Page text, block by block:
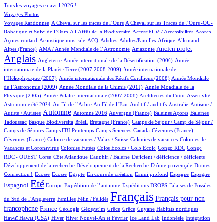
Tous les voyages en avril 2026 !
109/645
Voyages Photos
87/645
Voyages Randonnée
5/645 A Cheval sur les traces de l’Ours
4/645
A Cheval sur les Traces de l’Ours -OU-
Robotique et Suivi de l’Ours
2/645 A l’Affût de la Biodiversité
1/645 Accessibilité / Accessibilités
2/645 Acores
1/645
Açores routard
2/645 Acoustique musicale
53/645 ACQ
23/645 Adultes
19/645 Adultes/Familles
4/645 Afrique
30/645 Allemand
21/645
Alpes (France)
13/645 AMA / Année Mondiale de l’Astronomie
2/645 Amazonie
205/645 Ancien projet
507/645
Anglais
74/645 Angleterre
6/645 Année internationale de la Désertification (2006)
13/645
Année
internationale de la Planète Terre (2007-2008-2009)
4/645
Année internationale de
l’Héliophysique (2007)
1/645 Année internationale des Récifs Coralliens (2008)
13/645
Année Mondiale
de l’Astronomie (2009)
2/645 Année Mondiale de la Chimie (2011)
14/645
Année Mondiale de la
Physique (2005)
5/645 Année Polaire Internationale (2007-2008)
2/645 Architectes du Futur
1/645 Assertivité
20/645
Astronomie été 2024
15/645 Au Fil de l’Arbre
7/645 Au Fil de l’Eau
1/645 Auditif / auditifs
1/645 Australie
1/645
Autisme /
Autiste / Autistes
295/645 Automne
4/645 Automne 2016
4/645 Auvergne (France)
1/645 Baleines Açores
2/645
Baleines
Tadoussac
1/645 Basque
60/645 Biodiversita
1/645 Brésil
11/645 Bretagne (France)
54/645
Camps de Séjour / Camp de Séjour /
Camps de Séjours
2/645 Camps FBI Printemps
4/645 Camps Sciences
5/645 Canada
2/645 Cévennes (France)
1/645
Cévennes (France)
1/645 Colonie de vacances / Valais / Suisse
3/645 Colonies de vacances
4/645
Colonies de
Vacances et Coronavirus
1/645 Colonies Futées
1/645 Colos Ecolos / Colo Ecolo
1/645 Congo RDC
4/645
Congo
RDC - OUEST
1/645 Corse
11/645 Côte Atlantique
1/645 Dauphin / Baleine
1/645 Déficient / déficience / déficients
1/645
Développement de la recherche
1/645 Développement de la Recherche
1/645 Drôme provençale
12/645
Drones
Connection !
1/645 Ecosse
1/645 Ecosse
2/645 Egypte
10/645 En cours de création
1/645 Ennui profond
29/645 Espagne
17/645 Espagne
180/645
Espagnol
471/645 Eté
10/645 Europe
76/645 Expédition de l’automne
122/645 Expéditions DROPS
4/645 Falaises de Fossiles
du Sud de l’Angleterre Familles Félin / Félidés Français Français pour non
francophone
193/645 France
22/645 Géologie
1/645 Géosyst’m
1/645 Grêce
1/645 Grêce
1/645 Guyane
4/645 Habitats nordiques
1/645
Hawaï
1/645Hawaï (USA)
119/645 Hiver
21/645 Hiver Nouvel-An et Février
7/645 Ice Land Lab
2/645 Indonésie
1/645
Intégration